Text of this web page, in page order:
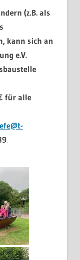
(z.B. als
kann sich an
e.V.
für alle
.